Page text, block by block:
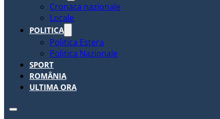
Cronaca nazionale
Locale
POLITICA
Politica Estera
Politica Nazionale
SPORT
ROMÂNIA
ULTIMA ORA